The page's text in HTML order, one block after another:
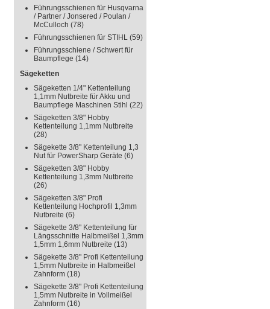
Führungsschienen für Husqvarna
/ Partner / Jonsered / Poulan /
McCulloch (78)
Führungsschienen für STIHL (59)
Führungsschiene / Schwert für
Baumpflege (14)
Sägeketten
Sägeketten 1/4" Kettenteilung
1,1mm Nutbreite für Akku und
Baumpflege Maschinen Stihl (22)
Sägeketten 3/8" Hobby
Kettenteilung 1,1mm Nutbreite
(28)
Sägekette 3/8" Kettenteilung 1,3
Nut für PowerSharp Geräte (6)
Sägeketten 3/8" Hobby
Kettenteilung 1,3mm Nutbreite
(26)
Sägeketten 3/8" Profi
Kettenteilung Hochprofil 1,3mm
Nutbreite (6)
Sägekette 3/8" Kettenteilung für
Längsschnitte Halbmeißel 1,3mm
1,5mm 1,6mm Nutbreite (13)
Sägekette 3/8" Profi Kettenteilung
1,5mm Nutbreite in Halbmeißel
Zahnform (18)
Sägekette 3/8" Profi Kettenteilung
1,5mm Nutbreite in Vollmeißel
Zahnform (16)